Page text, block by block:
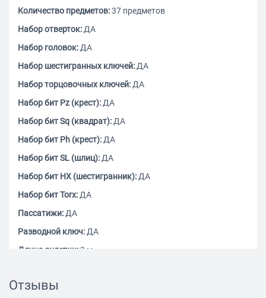
Количество предметов:37 предметов
Набор отверток:ДА
Набор головок:ДА
Набор шестигранных ключей:ДА
Набор торцовочных ключей:ДА
Набор бит Pz (крест):ДА
Набор бит Sq (квадрат):ДА
Набор бит Ph (крест):ДА
Набор бит SL (шлиц):ДА
Набор бит HX (шестигранник):ДА
Набор бит Torx:ДА
Пассатижи:ДА
Разводной ключ:ДА
Длина рулетки:3 м
Другие инструменты / принадлежности:
Отзывы